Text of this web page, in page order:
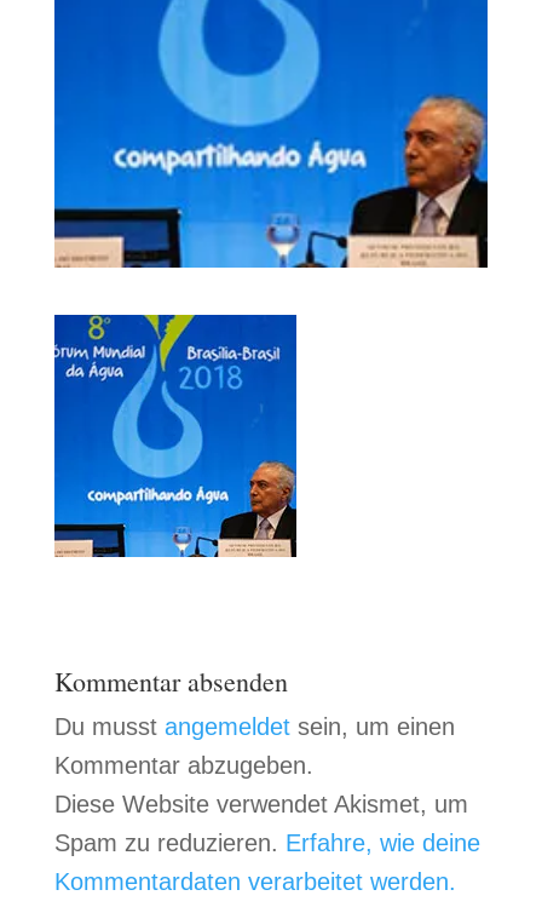
Kommentar absenden
Du musst angemeldetsein, um einen
Kommentar abzugeben.
Diese Website verwendet Akismet, um
Spam zu reduzieren. Erfahre, wie deine
Kommentardaten verarbeitet werden.